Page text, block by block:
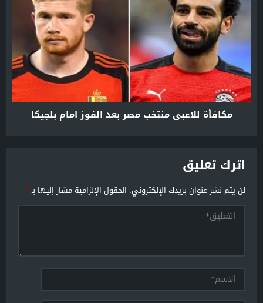
مكافأة للاعبي منتخب مصر بعد الفوز امام بلجيكا
اترك تعليق
لن يتم نشر عنوان بريدك الإلكتروني. الحقول الإلزامية مشار إليها بـ*